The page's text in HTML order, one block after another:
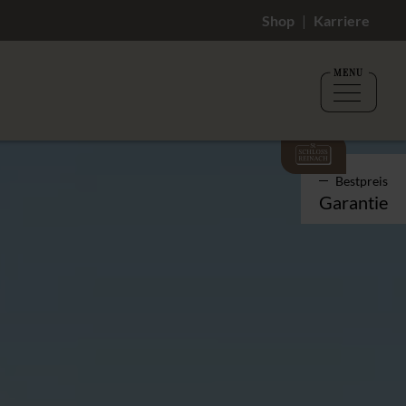
Shop Karriere
MENU
Bestpreis
Garantie